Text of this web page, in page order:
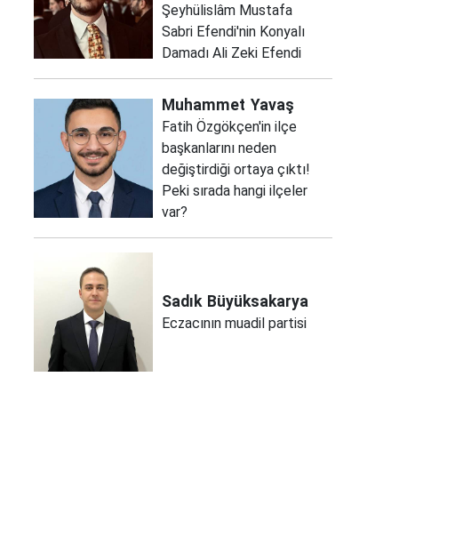
Şeyhülislâm Mustafa
Sabri Efendi'nin Konyalı
Damadı Ali Zeki Efendi
Muhammet Yavaş
Fatih Özgökçen'in ilçe
başkanlarını neden
değiştirdiği ortaya çıktı!
Peki sırada hangi ilçeler
var?
Sadık Büyüksakarya
Eczacının muadil partisi